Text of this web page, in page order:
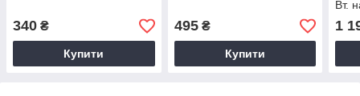
340 ₴
Купити
495₴
Купити
Вт.
1